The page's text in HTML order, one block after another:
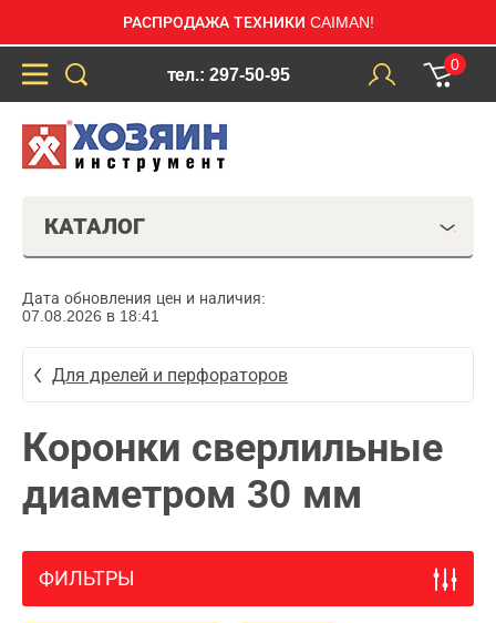
РАСПРОДАЖА ТЕХНИКИ CAIMAN!
тел.: 297-50-95
0
КАТАЛОГ
Дата обновления цен и наличия:
07.08.2026 в 18:41
Для дрелей и перфораторов
Коронки сверлильные
диаметром 30 мм
ФИЛЬТРЫ